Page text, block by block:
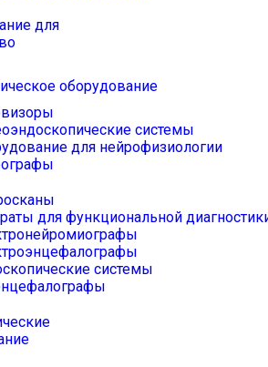
для
оборудование
системы
для нейрофизиологии
для функциональной
системы